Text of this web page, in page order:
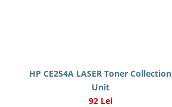
HP CE254A LASER Toner Collection
Unit
92 Lei